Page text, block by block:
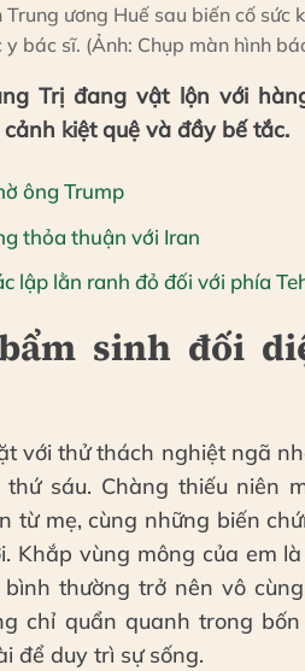
ương Huế sau biến cố sức
bác sĩ. (Ảnh: Chụp màn hình
Trị đang vật lộn với
kiệt quệ và đầy bế tắc.
ông Trump
thỏa thuận với Iran
lập lằn ranh đỏ đối với phía
sinh đối
với thử thách nghiệt ngã
sáu. Chàng thiếu niên
từ mẹ, cùng những biến
Khắp vùng mông của em
thường trở nên vô
chỉ quẩn quanh trong
để duy trì sự sống.